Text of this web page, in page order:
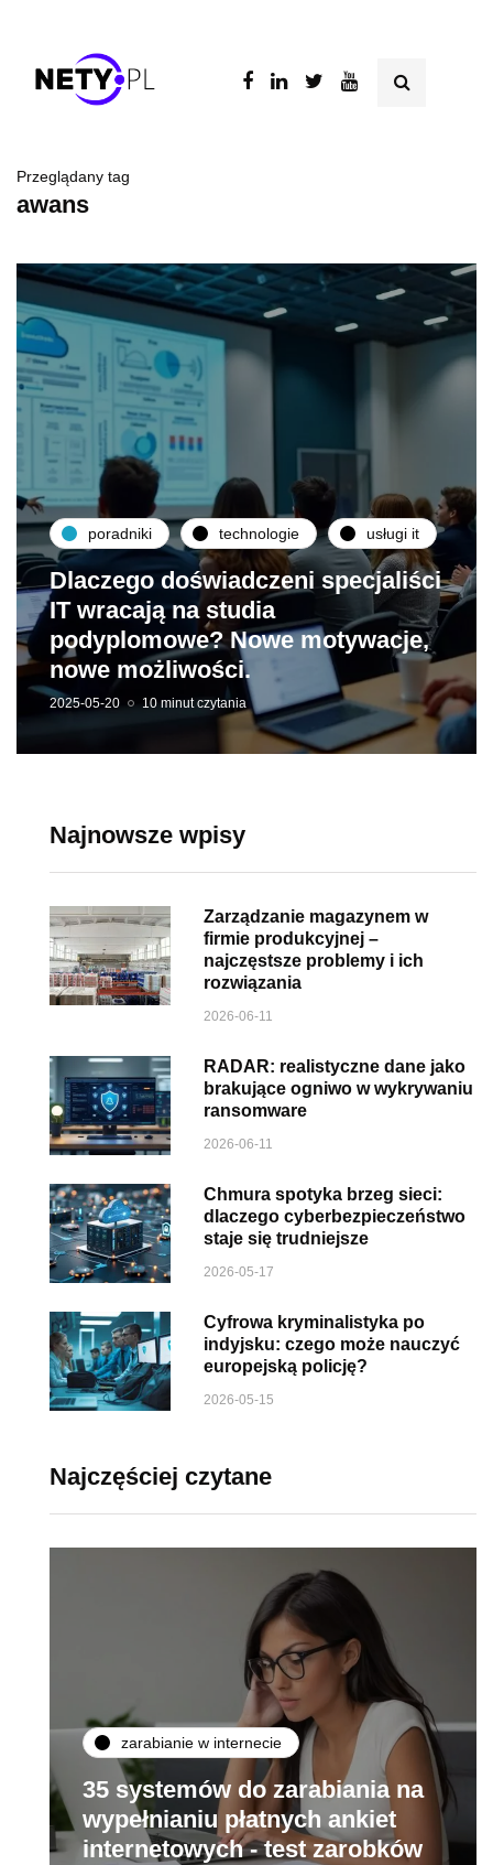
Przeglądany tag
awans
poradniki technologie usługi it
Dlaczego doświadczeni specjaliści
IT wracają na studia
podyplomowe? Nowe motywacje,
nowe możliwości.
2025-05-20 10 minut czytania
Najnowsze wpisy
Zarządzanie magazynem w
firmie produkcyjnej –
najczęstsze problemy i ich
rozwiązania
2026-06-11
RADAR: realistyczne dane jako
brakujące ogniwo w wykrywaniu
ransomware
2026-06-11
Chmura spotyka brzeg sieci:
dlaczego cyberbezpieczeństwo
staje się trudniejsze
2026-05-17
Cyfrowa kryminalistyka po
indyjsku: czego może nauczyć
europejską policję?
2026-05-15
Najczęściej czytane
zarabianie w internecie
35 systemów do zarabiania na
wypełnianiu płatnych ankiet
internetowych - test zarobków